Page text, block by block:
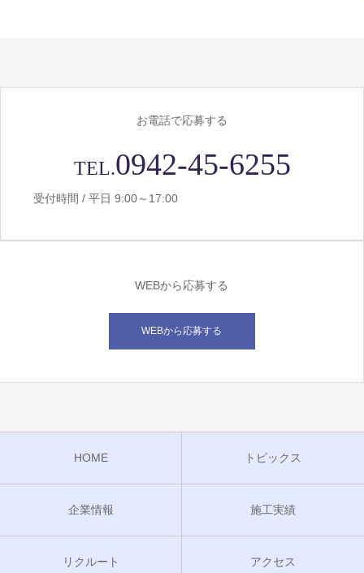
お電話で応募する
TEL.0942-45-6255
受付時間 / 平日 9:00～17:00
WEBから応募する
WEBから応募する
HOME トピックス
企業情報 施工実績
リクルート アクセス